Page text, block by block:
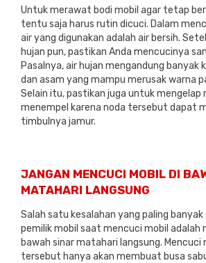
Untuk merawat bodi mobil agar tetap
tentu saja harus rutin dicuci. Dalam
air yang digunakan adalah air bersih.
hujan pun, pastikan Anda mencucinya
Pasalnya, air hujan mengandung banyak
dan asam yang mampu merusak warna
Selain itu, pastikan juga untuk mengelap
menempel karena noda tersebut dapat
timbulnya jamur.
JANGAN MENCUCI MOBIL DI
MATAHARI LANGSUNG
Salah satu kesalahan yang paling banyak
pemilik mobil saat mencuci mobil adalah
bawah sinar matahari langsung. Mencuci
tersebut hanya akan membuat busa